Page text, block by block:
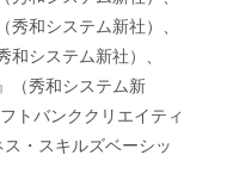
秀和システム新社）、
和システム新社）、
（秀和システム新
トバンククリエイティ
・スキルズベーシッ